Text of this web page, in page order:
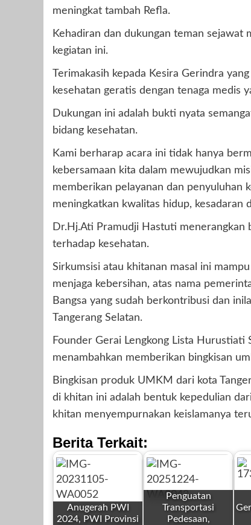
meningkat tambah Refla.
Kehadiran dan dukungan teman sejawat
kegiatan ini.
Terimakasih kepada Kesira Gerindra
kesehatan geratis dengan tenaga medis
Dukungan ini adalah bukti nyata
bidang kesehatan.
Kami berharap acara ini tidak hanya
kebersamaan kita dalam mewujudkan
memberikan pelayanan dan penyuluhan
meningkatkan kwalitas hidup, kesadaran
Dr.Hj.Ati Pramudji Hastuti menerangkan
terhadap kesehatan.
Sirkumsisi atau khitanan masal ini
menjaga kebersihan, atas nama
Bangsa yang sudah berkontribusi dan
Tangerang Selatan.
Founder Gerai Lengkong Lista
menambahkan memberikan bingkisan
Bingkisan produk UMKM dari kota
di khitan ini adalah bentuk kepedulian
khitan menyempurnakan keislamanya
Berita Terkait:
Anugerah PWI
2024, PWI Provinsi
Penguatan
Transportasi
Pedesaan,